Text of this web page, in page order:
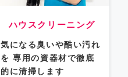
ハウスクリーニング
気になる臭いや酷い汚れ
を 専用の資器材で徹底
的に清掃します